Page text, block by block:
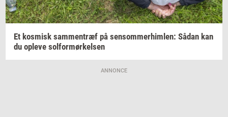
Et kos­misk sam­men­træf på sen­som­mer­him­len: Sådan kan
du op­le­ve sol­for­mør­kel­sen
ANNONCE